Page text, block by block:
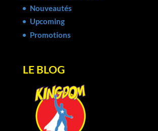
Nouveautés
Upcoming
Promotions
LE BLOG